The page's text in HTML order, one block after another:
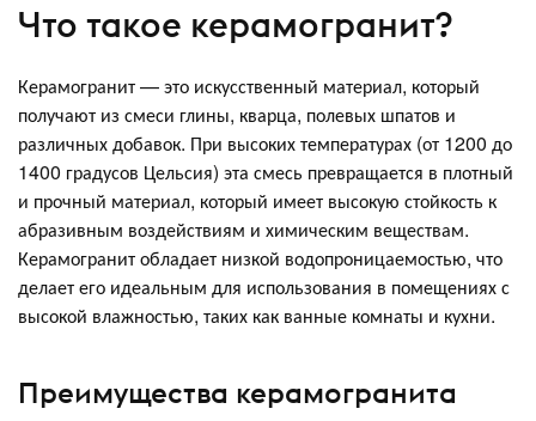
Что такое керамогранит?
Керамогранит — это искусственный материал, который
получают из смеси глины, кварца, полевых шпатов и
различных добавок. При высоких температурах (от 1200 до
1400 градусов Цельсия) эта смесь превращается в плотный
и прочный материал, который имеет высокую стойкость к
абразивным воздействиям и химическим веществам.
Керамогранит обладает низкой водопроницаемостью, что
делает его идеальным для использования в помещениях с
высокой влажностью, таких как ванные комнаты и кухни.
Преимущества керамогранита